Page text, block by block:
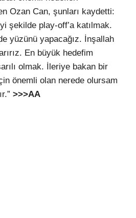
Ozan Can, şunları kaydetti:
şekilde play-off’a katılmak.
yüzünü yapacağız. İnşallah
En büyük hedefim
olmak. İleriye bakan bir
önemli olan nerede olursam
>>>AA